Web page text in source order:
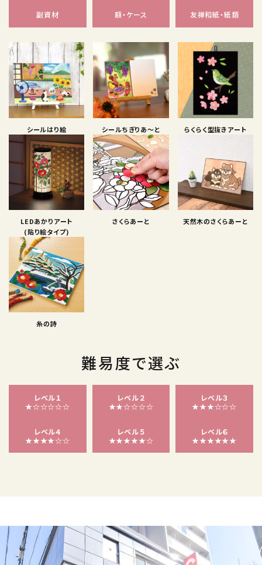
副資材 額・ケース 友禅和紙・紙類
シールはり絵 シールちぎりあ〜と らくらく型抜きアート
LEDあかりアート
(貼り絵タイプ)
さくらあーと 天然木のさくらあーと
糸の詩
難易度で選ぶ
レベル１
★☆☆☆☆☆
レベル２
★★☆☆☆☆
レベル３
★★★☆☆☆
レベル４
★★★★☆☆
レベル５
★★★★★☆
レベル６
★★★★★★